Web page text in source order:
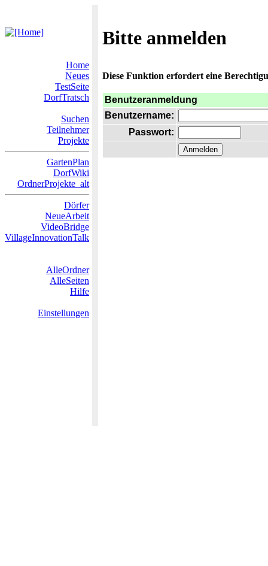
Bitte anmelden
Home
Neues
TestSeite
DorfTratsch
Suchen
Teilnehmer
Projekte
GartenPlan
DorfWiki
OrdnerProjekte_alt
Dörfer
NeueArbeit
VideoBridge
VillageInnovationTalk
AlleOrdner
AlleSeiten
Hilfe
Einstellungen
Diese Funktion erfordert eine
Benutzeranmeldung
Benutzername:
Passwort: